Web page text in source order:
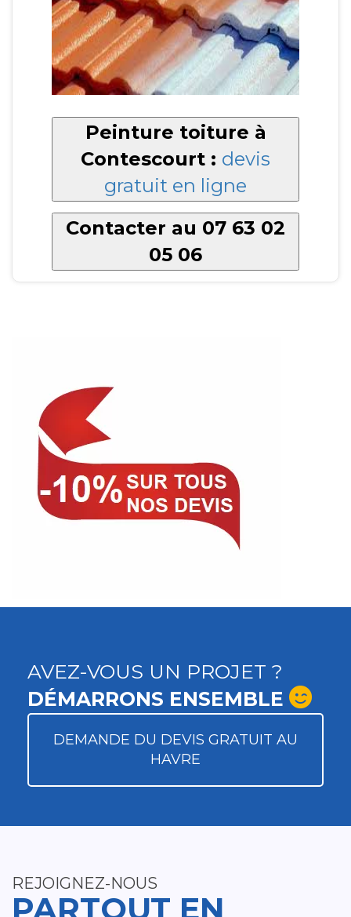
Peinture toiture à
Contescourt : devis
gratuit en ligne
Contacter au 07 63 02
05 06
AVEZ-VOUS UN PROJET ?
DÉMARRONS ENSEMBLE
DEMANDE DU DEVIS GRATUIT AU
HAVRE
REJOIGNEZ-NOUS
PARTOUT EN